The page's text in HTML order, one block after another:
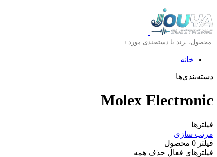
خانه
دسته‌بندی‌ها
Molex Electronic
فیلترها
مرتب سازی
فیلتر 0 محصول
فیلترهای فعال حذف همه